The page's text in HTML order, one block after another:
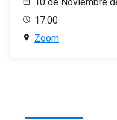
17:00
Zoom